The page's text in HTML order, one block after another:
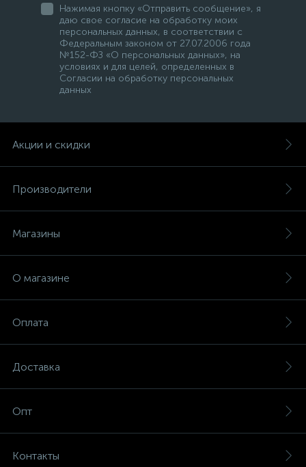
Нажимая кнопку «Отправить сообщение», я
даю свое согласие на обработку моих
персональных данных, в соответствии с
Федеральным законом от 27.07.2006 года
№152-ФЗ «О персональных данных», на
условиях и для целей, определенных в
Согласии на обработку персональных
данных
Акции и скидки
Производители
Магазины
О магазине
Оплата
Доставка
Опт
Контакты